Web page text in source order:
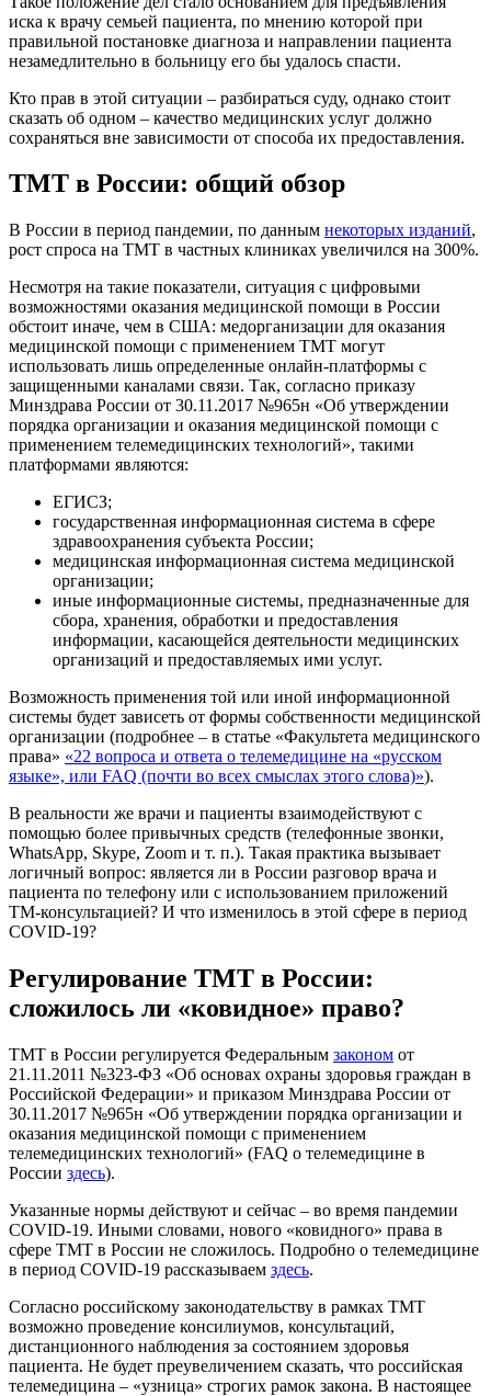
иска к врачу семьей пациента, по мнению которой при
правильной постановке диагноза и направлении пациента
незамедлительно в больницу его бы удалось спасти.
Кто прав в этой ситуации – разбираться суду, однако стоит
сказать об одном – качество медицинских услуг должно
сохраняться вне зависимости от способа их предоставления.
ТМТ в России: общий обзор
В России в период пандемии, по данным некоторых изданий,
рост спроса на ТМТ в частных клиниках увеличился на 300%.
Несмотря на такие показатели, ситуация с цифровыми
возможностями оказания медицинской помощи в России
обстоит иначе, чем в США: медорганизации для оказания
медицинской помощи с применением ТМТ могут
использовать лишь определенные онлайн-платформы с
защищенными каналами связи. Так, согласно приказу
Минздрава России от 30.11.2017 №965н «Об утверждении
порядка организации и оказания медицинской помощи с
применением телемедицинских технологий», такими
платформами являются:
ЕГИСЗ;
государственная информационная система в сфере
здравоохранения субъекта России;
медицинская информационная система медицинской
организации;
иные информационные системы, предназначенные для
сбора, хранения, обработки и предоставления
информации, касающейся деятельности медицинских
организаций и предоставляемых ими услуг.
Возможность применения той или иной информационной
системы будет зависеть от формы собственности медицинской
организации (подробнее – в статье «Факультета медицинского
права» «22 вопроса и ответа о телемедицине на «русском
языке», или FAQ (почти во всех смыслах этого слова)»).
В реальности же врачи и пациенты взаимодействуют с
помощью более привычных средств (телефонные звонки,
WhatsApp, Skype, Zoom и т. п.). Такая практика вызывает
логичный вопрос: является ли в России разговор врача и
пациента по телефону или с использованием приложений
ТМ-консультацией? И что изменилось в этой сфере в период
COVID-19?
Регулирование ТМТ в России:
сложилось ли «ковидное» право?
ТМТ в России регулируется Федеральным законом от
21.11.2011 №323-ФЗ «Об основах охраны здоровья граждан в
Российской Федерации» и приказом Минздрава России от
30.11.2017 №965н «Об утверждении порядка организации и
оказания медицинской помощи с применением
телемедицинских технологий» (FAQ о телемедицине в
России здесь).
Указанные нормы действуют и сейчас – во время пандемии
COVID-19. Иными словами, нового «ковидного» права в
сфере ТМТ в России не сложилось. Подробно о телемедицине
в период COVID-19 рассказываем здесь.
Согласно российскому законодательству в рамках ТМТ
возможно проведение консилиумов, консультаций,
дистанционного наблюдения за состоянием здоровья
пациента. Не будет преувеличением сказать, что российская
телемедицина – «узница» строгих рамок закона. В настоящее